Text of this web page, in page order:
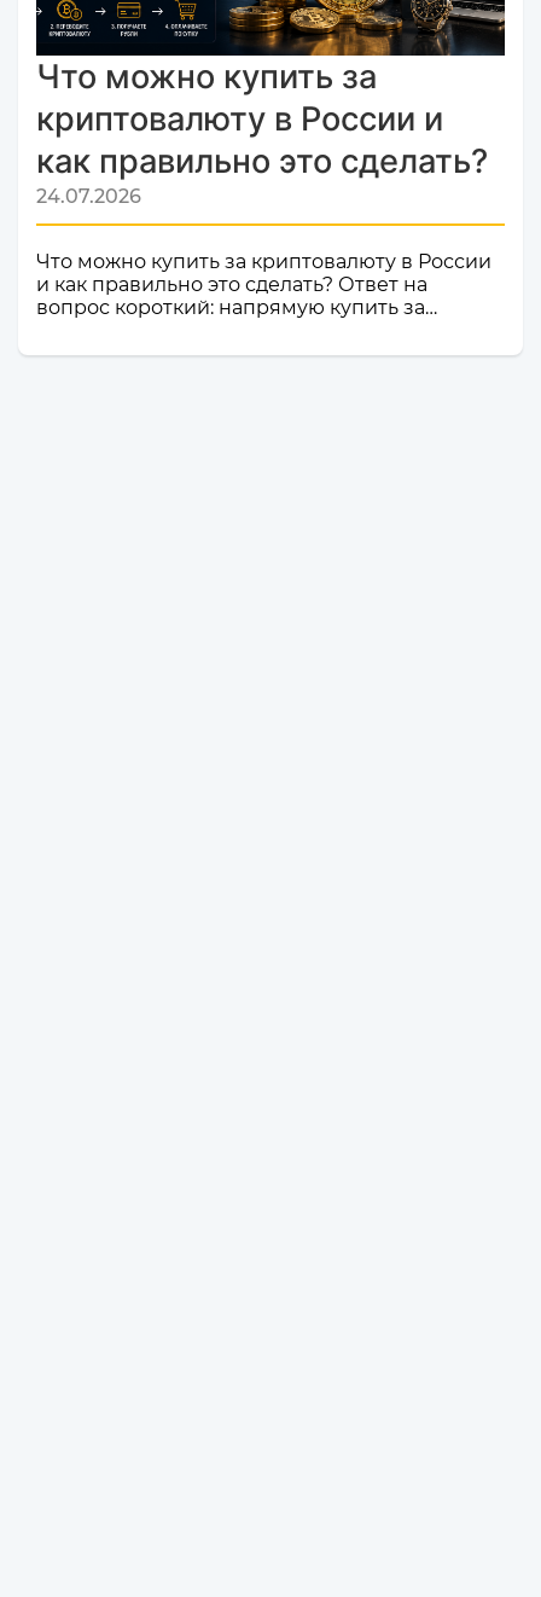
Что можно купить за
криптовалюту в России и
как правильно это сделать?
24.07.2026
Что можно купить за криптовалюту в России
и как правильно это сделать? Ответ на
вопрос короткий: напрямую купить за
нельзя. Российское законодательство не